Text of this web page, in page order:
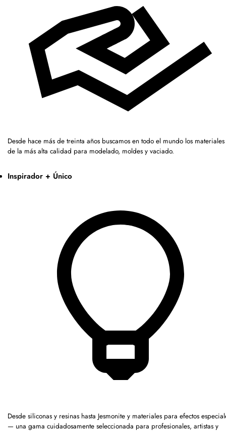
Desde hace más de treinta años buscamos en todo el mundo los materiales
de la más alta calidad para modelado, moldes y vaciado.
Inspirador + Único
Desde siliconas y resinas hasta Jesmonite y materiales para efectos
— una gama cuidadosamente seleccionada para profesionales, artistas y